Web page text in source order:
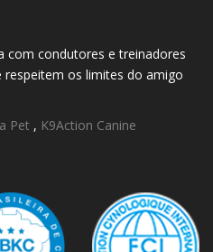
com condutores e treinadores
respeitem os limites do amigo
Pet , K9Action Canine